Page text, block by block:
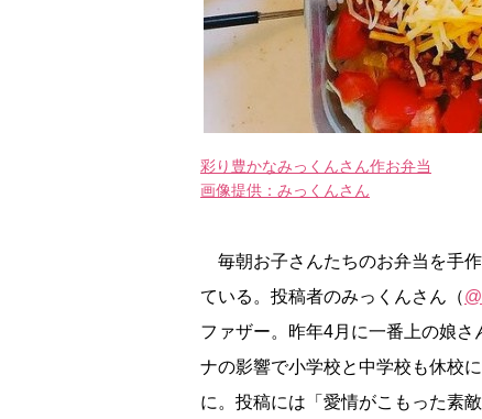
彩り豊かなみっくんさん作お弁当
画像提供：みっくんさん
毎朝お子さんたちのお弁当を手
ている。投稿者のみっくんさん（
ファザー。昨年4月に一番上の娘
ナの影響で小学校と中学校も休校
に。投稿には「愛情がこもった素